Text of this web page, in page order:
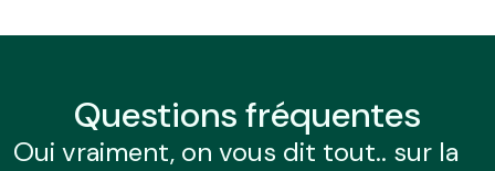
Questionsfréquentes
Oui vraiment, on vous dit tout.. sur la